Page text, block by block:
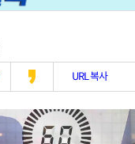
URL 복사